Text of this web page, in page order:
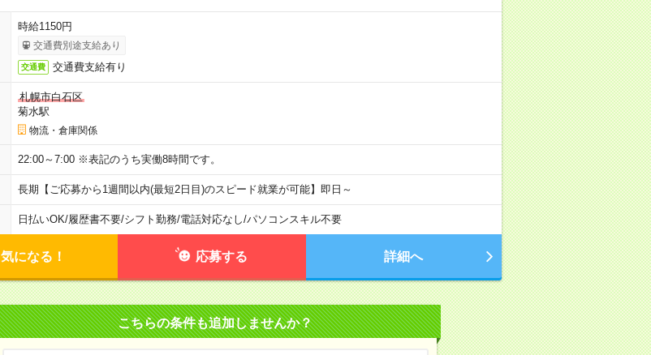
時給1150円
交通費別途支給あり
交通費 交通費支給有り
札幌市白石区
菊水駅
物流・倉庫関係
22:00～7:00 ※表記のうち実働8時間です。
長期【ご応募から1週間以内(最短2日目)のスピード就業が可能】即日～
日払いOK/履歴書不要/シフト勤務/電話対応なし/パソコンスキル不要
気になる！ 応募する 詳細へ
こちらの条件も追加しませんか？